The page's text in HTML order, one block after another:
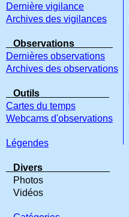
Dernière vigilance
Archives des vigilances
Observations
Dernières observations
Archives des observations
Outils
Cartes du temps
Webcams d'observations
Légendes
Divers
Photos
Vidéos